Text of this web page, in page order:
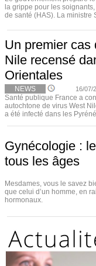
la grippe pour les
de santé (HAS). La ministre
Un premier cas
Nile recensé
Orientales
NEWS 16/07/
Santé publique France a
autochtone de virus West
a été infecté dans les
Gynécologie :
tous les âges
Mesdames, vous le savez
que celui d’un homme, en
hormonaux.